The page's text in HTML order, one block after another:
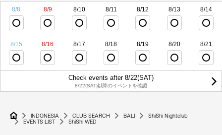
8/8 8/9 8/10 8/11 8/12 8/13 8/14
8/15 8/16 8/17 8/18 8/19 8/20 8/21
Check events after 8/22(SAT)
8/22(SAT)以降のイベントを確認
INDONESIA CLUB SEARCH BALI
ShiShi Nightclub
EVENTS LIST
ShiShi WED